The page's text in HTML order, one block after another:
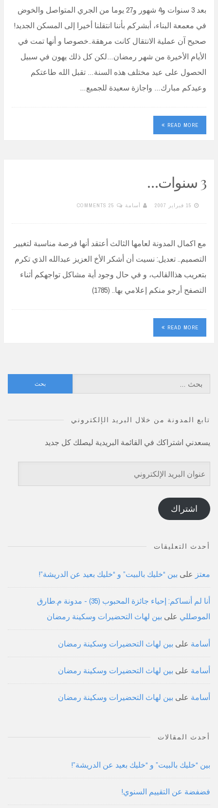
بعد 3 سنوات و4 شهور و27 يوما من الجري المتواصل والخوض
في معمعة البناء، أبشركم بأننا انتقلنا أخيرا إلى المسكن الجديد!
صحيح آن عملية الانتقال كانت مرهقة..خصوصا و أنها تمت في
الأيام الأخيرة من شهر رمضان…لكن كل ذلك يهون في سبيل
الحصول على عيد مختلف هذه السنة… تقبل الله طاعتكم
وعيدكم مبارك… واجازة سعيدة للجميع…
READ MORE
3 سنوات…
15 فبراير 2007 أسامة 25 COMMENTS
مع اكمال المدونة لعامها الثالث أعتقد أنها فرصة مناسبة لتغيير
التصميم.. تعديل: نسيت أن أشكر الأخ العزيز عبدالله الذي تكرم
بتعريب هذاالقالب، و في حال وجود أية مشاكل تواجهكم أثناء
التصفح أرجو منكم إعلامي بها.. (1785)
READ MORE
عن:
تابع المدونة من خلال البريد الإلكتروني
يسعدني اشتراكك في القائمة البريدية ليصلك كل جديد
عنوان
البريد
الإلكتروني
اشتراك
أحدث التعليقات
معتز على بين “خليك بالبيت” و “خليك بعيد عن الدريشة”!
أنا لم أنساكم: إحياء جائزة المحبوب (35) - مدونة م.طارق
الموصللي على بين لهاث التحضيرات وسكينة رمضان
أسامة على بين لهاث التحضيرات وسكينة رمضان
أسامة على بين لهاث التحضيرات وسكينة رمضان
أسامة على بين لهاث التحضيرات وسكينة رمضان
أحدث المقالات
بين “خليك بالبيت” و “خليك بعيد عن الدريشة”!
فضفضة عن التقييم السنوي!